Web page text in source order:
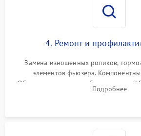
4. Ремонт и
Замена изношенных роликов,
элементов фьюзера.
Обязательная очистка блока лазера
печати от просыпанного тонера и
Подробнее